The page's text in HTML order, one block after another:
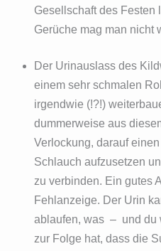
Gesellschaft des Festen
Gerüche mag man
Der Urinauslass des
einem sehr schmalen
irgendwie (!?!)
dummerweise aus
Verlockung, darauf
Schlauch aufzusetzen
zu verbinden. Ein gutes
Fehlanzeige. Der Urin
ablaufen, was – und du
zur Folge hat, dass die